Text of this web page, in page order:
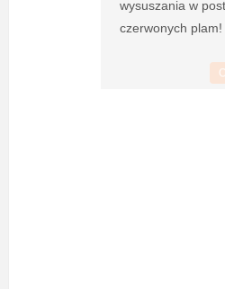
wysuszania w
czerwonych plam!